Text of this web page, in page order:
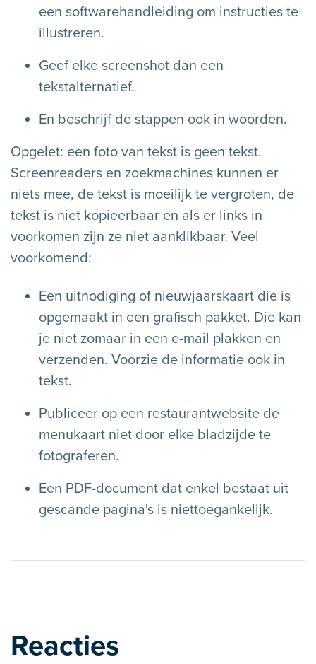
een softwarehandleiding om instructies te
illustreren.
Geef elke screenshot dan een
tekstalternatief.
En beschrijf de stappen ook in woorden.
Opgelet: een foto van tekst is geen tekst.
Screenreaders en zoekmachines kunnen er
niets mee, de tekst is moeilijk te vergroten, de
tekst is niet kopieerbaar en als er links in
voorkomen zijn ze niet aanklikbaar. Veel
voorkomend:
Een uitnodiging of nieuwjaarskaart die is
opgemaakt in een grafisch pakket. Die kan
je niet zomaar in een e-mail plakken en
verzenden. Voorzie de informatie ook in
tekst.
Publiceer op een restaurantwebsite de
menukaart niet door elke bladzijde te
fotograferen.
Een PDF-document dat enkel bestaat uit
gescande pagina's is niettoegankelijk.
Reacties